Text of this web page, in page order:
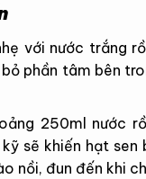
với nước trắng
phần tâm bên
250ml nước
sẽ khiến hạt
nồi, đun đến khi